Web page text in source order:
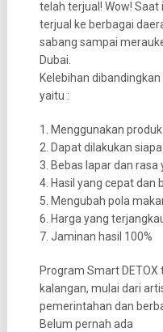
telah terjual! Wow!
terjual ke berbagai
sabang sampai
Dubai.
Kelebihan
yaitu :
1. Menggunakan
2. Dapat dilakukan
3. Bebas lapar dan rasa
4. Hasil yang cepat dan
5. Mengubah pola
6. Harga yang
7. Jaminan hasil 100%
Program Smart
kalangan, mulai dari
pemerintahan dan
Belum pernah ada